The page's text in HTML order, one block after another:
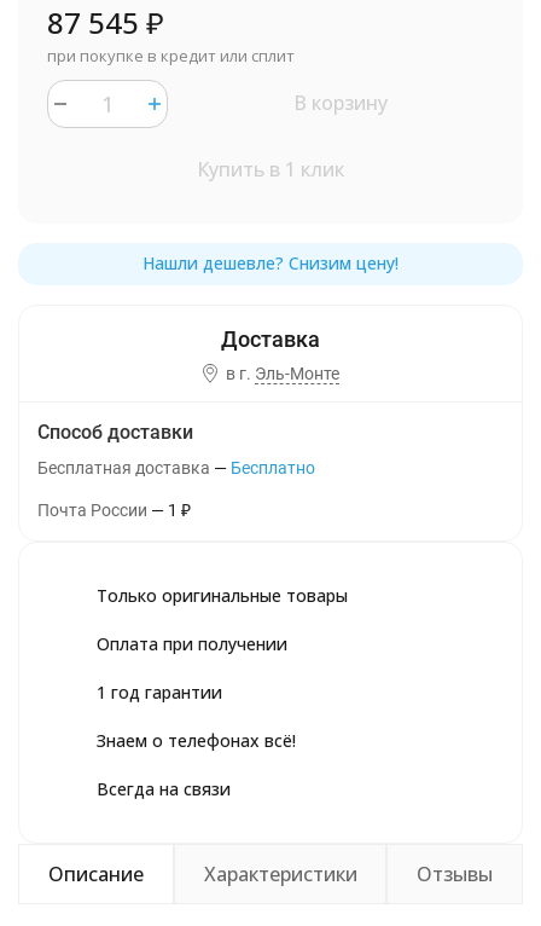
87 545 ₽
при покупке в кредит или сплит
В корзину
Купить в 1 клик
в г. Эль-Монте
Способ доставки
Бесплатная доставка Бесплатно
Почта России 1 ₽
Только оригинальные товары
Оплата при получении
1 год гарантии
Знаем о телефонах всё!
Всегда на связи
Описание Характеристики Отзывы